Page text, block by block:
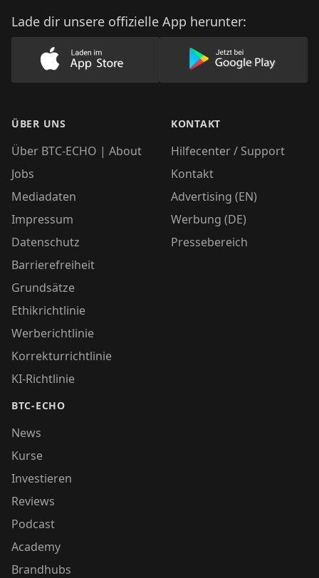
Lade dir unsere offizielle App herunter:
Lade unsere App im AppStore herunter
Lade unsere
ÜBER UNS
Über BTC-ECHO | About
Jobs
Mediadaten
Impressum
Datenschutz
Barrierefreiheit
Grundsätze
Ethikrichtlinie
Werberichtlinie
Korrekturrichtlinie
KI-Richtlinie
BTC-ECHO
News
Kurse
Investieren
Reviews
Podcast
Academy
Brandhubs
KONTAKT
Hilfecenter / Support
Kontakt
Advertising (EN)
Werbung (DE)
Pressebereich